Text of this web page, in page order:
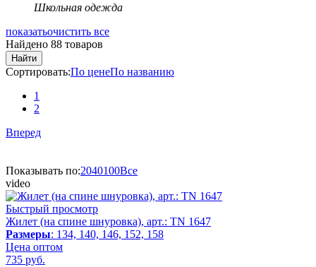
Школьная одежда
показатьочистить все
Найдено 88 товаров
Найти
Сортировать:По ценеПо названию
1
2
Вперед
Показывать по:2040100Все
video
Быстрый просмотр
Жилет (на спине шнуровка), арт.: TN 1647
Размеры: 134, 140, 146, 152, 158
Цена оптом
735 руб.